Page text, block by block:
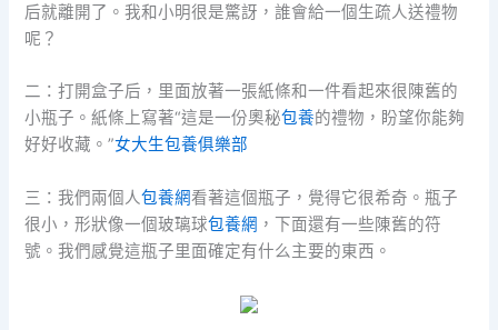
后就離開了。我和小明很是驚訝，誰會給一個生疏人送禮物
呢？
二：打開盒子后，里面放著一張紙條和一件看起來很陳舊的
小瓶子。紙條上寫著“這是一份奧秘包養的禮物，盼望你能夠
好好收藏。”女大生包養俱樂部
三：我們兩個人包養網看著這個瓶子，覺得它很希奇。瓶子
很小，形狀像一個玻璃球包養網 ，下面還有一些陳舊的符
號。我們感覺這瓶子里面確定有什么主要的東西。